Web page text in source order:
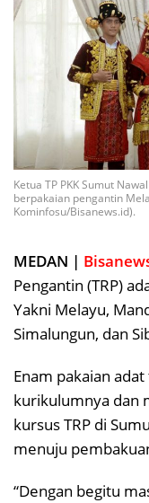
Ketua TP PKK Sumut
berpakaian pengantin
Kominfosu/Bisanews.id).
MEDAN |
Pengantin (TRP)
Yakni Melayu,
Simalungun, dan
Enam pakaian
kurikulumnya dan
kursus TRP di
menuju
“Dengan begitu